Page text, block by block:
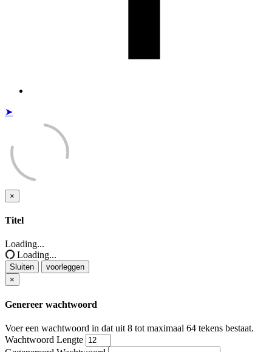
➤
×
Sluiten
Titel
Loading...
Loading...
Sluiten
voorleggen
×
Genereer wachtwoord
Voer een wachtwoord in dat uit 8 tot maximaal 64 tekens bestaat.
Wachtwoord Lengte